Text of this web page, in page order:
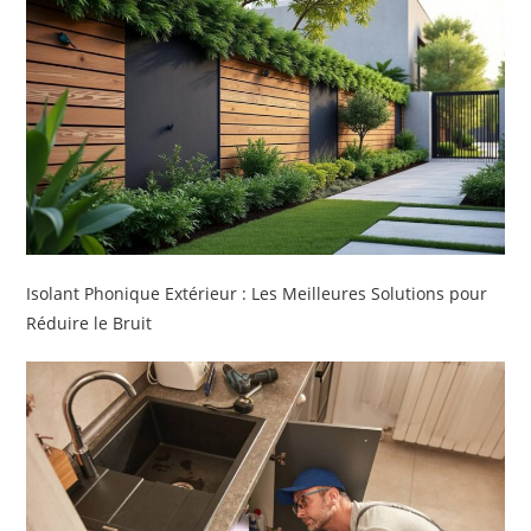
Isolant Phonique Extérieur : Les Meilleures Solutions pour
Réduire le Bruit